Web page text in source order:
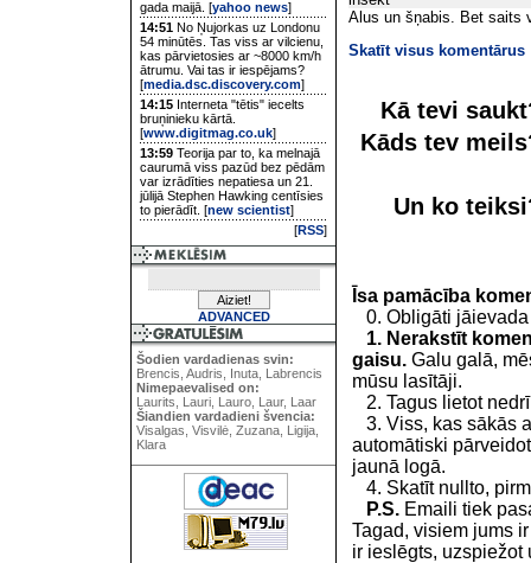
gada maijā. [yahoo news]
14:51 No Ņujorkas uz Londonu
54 minūtēs. Tas viss ar vilcienu,
kas pārvietosies ar ~8000 km/h
ātrumu. Vai tas ir iespējams?
[media.dsc.discovery.com]
14:15 Interneta "tētis" iecelts
bruņinieku kārtā.
[www.digitmag.co.uk]
13:59 Teorija par to, ka melnajā
caurumā viss pazūd bez pēdām
var izrādīties nepatiesa un 21.
jūlijā Stephen Hawking centīsies
to pierādīt. [new scientist]
[RSS]
ADVANCED
Šodien vardadienas svin:
Brencis, Audris, Inuta, Labrencis
Nimepaevalised on:
Laurits, Lauri, Lauro, Laur, Laar
Šiandien vardadieni švencia:
Visalgas, Visvilė, Zuzana, Ligija,
Klara
Alus un šņabis. Bet saits
Skatīt visus komentārus
Kā tevi
Kāds tev
Un ko
Īsa pamācība
0. Obligāti jāievada
1. Nerakstīt
gaisu. Galu galā,
mūsu lasītāji.
2. Tagus lietot
3. Viss, kas sākās
automātiski
jaunā logā.
4. Skatīt nullto,
P.S. Emaili tiek
Tagad, visiem jums
ir ieslēgts, uzspiežot